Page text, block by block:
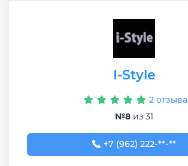
I-Style
2 отзыва
№8 из 31
+7 (962) 222-69-99
+7 (962) 222-**-**